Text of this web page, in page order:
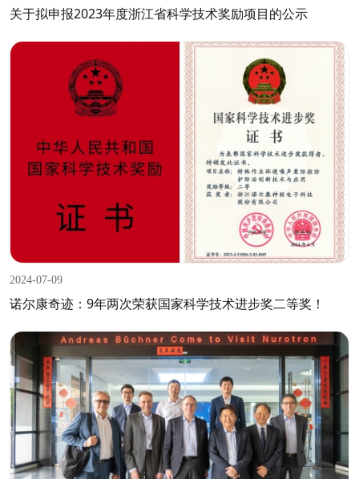
关于拟申报2023年度浙江省科学技术奖励项目的公示
2024-07-09
诺尔康奇迹：9年两次荣获国家科学技术进步奖二等奖！